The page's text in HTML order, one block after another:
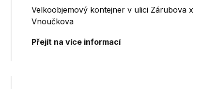
Velkoobjemový kontejner v ulici Zárubova x
Vnoučkova
Přejít na více informací